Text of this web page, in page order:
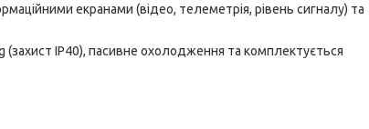
екранами (відео, телеметрія, рівень сигналу) та
(захист IP40), пасивне охолодження та комплектується